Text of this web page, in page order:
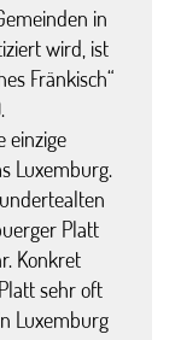
in
wird, ist
Fränkisch“
einzige
Luxemburg.
Platt
Konkret
sehr oft
Luxemburg